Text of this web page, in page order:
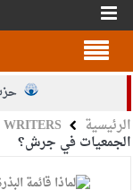
الجيش يفتح
بيان اجتماع
الرئيسية WRITERS
الجمعيات في جرش؟